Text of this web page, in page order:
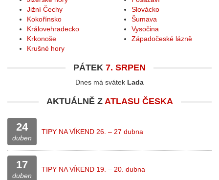
Jižní Čechy
Kokořínsko
Královehradecko
Krkonoše
Krušné hory
Slovácko
Šumava
Vysočina
Západočeské lázně
PÁTEK 7. SRPEN
Dnes má svátek Lada
AKTUÁLNĚ Z ATLASU ČESKA
24
duben
TIPY NA VÍKEND 26. – 27 dubna
17
duben
TIPY NA VÍKEND 19. – 20. dubna